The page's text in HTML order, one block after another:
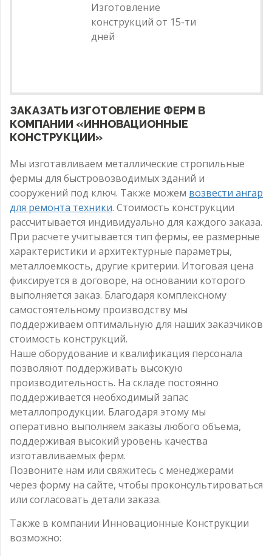
Изготовление
конструкций от 15-ти
дней
ЗАКАЗАТЬ ИЗГОТОВЛЕНИЕ ФЕРМ В
КОМПАНИИ «ИННОВАЦИОННЫЕ
КОНСТРУКЦИИ»
Мы изготавливаем металлические стропильные
фермы для быстровозводимых зданий и
сооружений под ключ. Также можем возвести ангар
для ремонта техники. Стоимость конструкции
рассчитывается индивидуально для каждого заказа.
При расчете учитывается тип фермы, ее размерные
характеристики и архитектурные параметры,
металлоемкость, другие критерии. Итоговая цена
фиксируется в договоре, на основании которого
выполняется заказ. Благодаря комплексному
самостоятельному производству мы
поддерживаем оптимальную для наших заказчиков
стоимость конструкций.
Наше оборудование и квалификация персонала
позволяют поддерживать высокую
производительность. На складе постоянно
поддерживается необходимый запас
металлопродукции. Благодаря этому мы
оперативно выполняем заказы любого объема,
поддерживая высокий уровень качества
изготавливаемых ферм.
Позвоните нам или свяжитесь с менеджерами
через форму на сайте, чтобы проконсультироваться
или согласовать детали заказа.
Также в компании Инновационные Конструкции
возможно: